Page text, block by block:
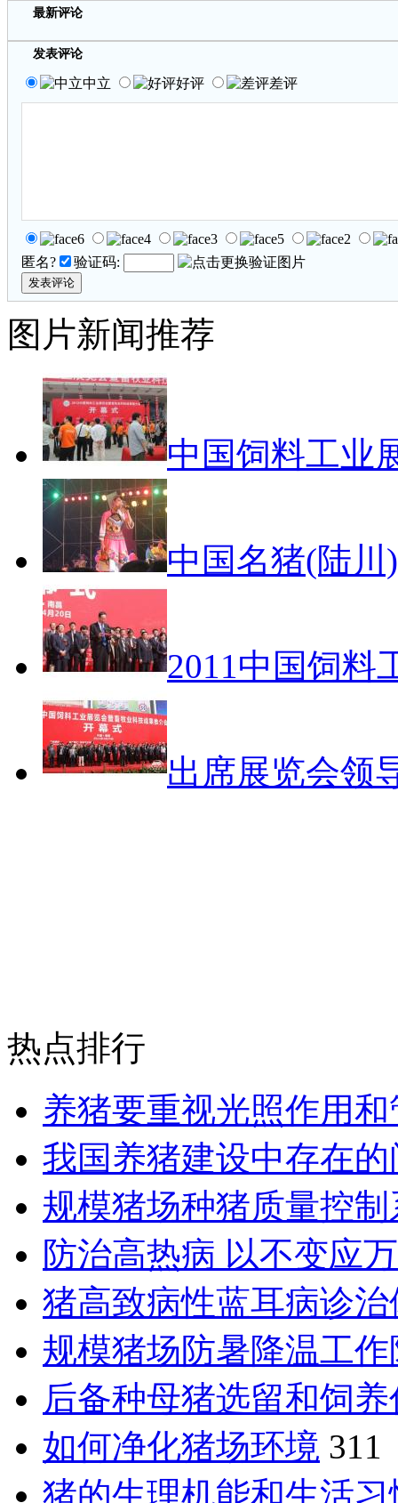
最新评论
发表评论
中立 好评 差评
匿名? 验证码:
图片新闻推荐
中国饲料工业
中国名猪(陆川
2011中国饲料
出席展览会
热点排行
养猪要重视光照作用和
我国养猪建设中存在
规模猪场种猪质量控制
防治高热病 以不变应
猪高致病性蓝耳病诊治
规模猪场防暑降温工
后备种母猪选留和饲
如何净化猪场环境 311
猪的生理机能和生活